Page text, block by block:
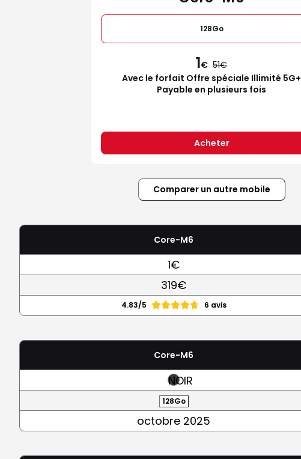
128Go
1€ 51
Avec le forfait Offre spéciale Illimité 5G+
Payable en plusieurs fois
Acheter
Comparer un autre mobile
Core-M6
1€
319€
4.83/5 6 avis
Core-M6
NOIR
128Go
octobre 2025